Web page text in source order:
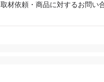
取材依頼・商品に対するお問い